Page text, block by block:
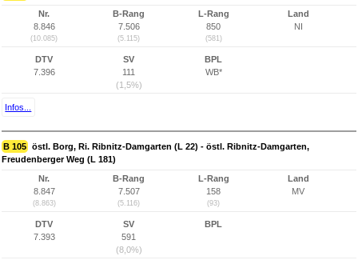
Nr.
8.846
(10.085)
B-Rang
7.506
(5.115)
L-Rang
850
(581)
Land
NI
DTV
7.396
SV
111
(1,5%)
BPL
WB*
Infos...
B 105 östl. Borg, Ri. Ribnitz-Damgarten (L 22) - östl. Ribnitz-Damgarten,
Freudenberger Weg (L 181)
Nr.
8.847
(8.863)
B-Rang
7.507
(5.116)
L-Rang
158
(93)
Land
MV
DTV
7.393
SV
591
(8,0%)
BPL